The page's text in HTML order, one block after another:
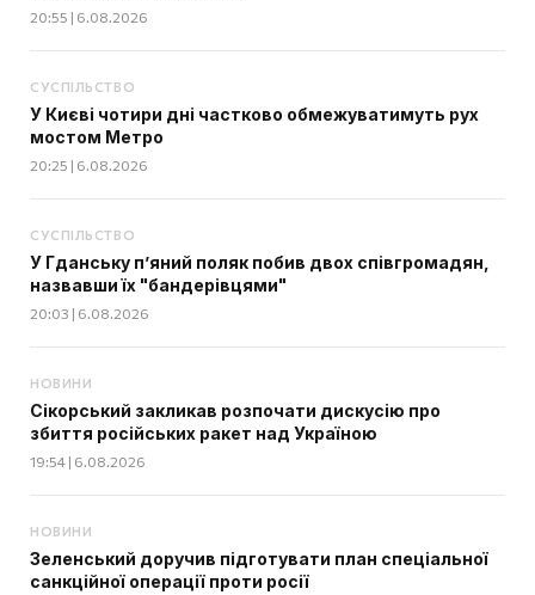
20:55 | 6.08.2026
СУСПІЛЬСТВО
У Києві чотири дні частково обмежуватимуть рух
мостом Метро
20:25 | 6.08.2026
СУСПІЛЬСТВО
У Гданську п’яний поляк побив двох співгромадян,
назвавши їх "бандерівцями"
20:03 | 6.08.2026
НОВИНИ
Сікорський закликав розпочати дискусію про
збиття російських ракет над Україною
19:54 | 6.08.2026
НОВИНИ
Зеленський доручив підготувати план спеціальної
санкційної операції проти росії